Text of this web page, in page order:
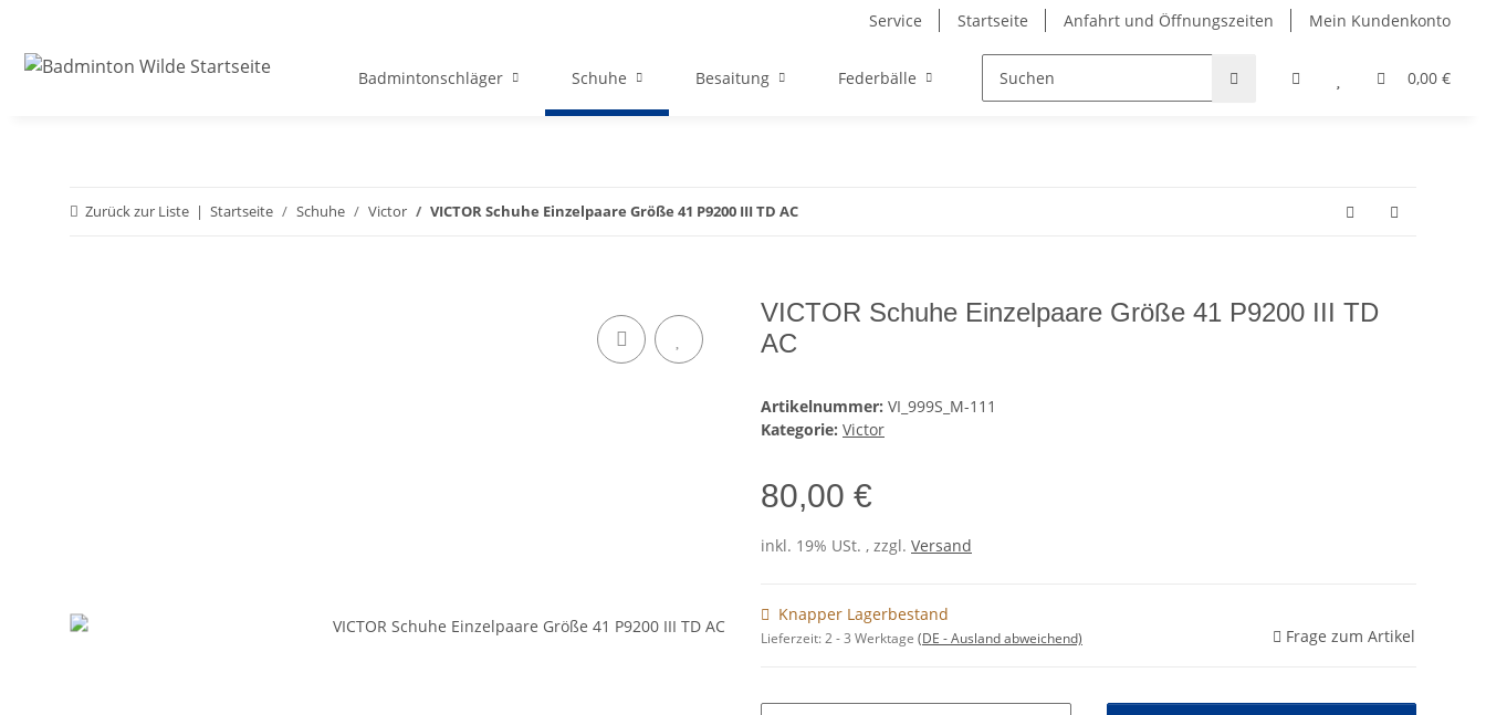
Service Startseite Anfahrt und Öffnungszeiten Mein Kundenkonto
0,00 €
Badmintonschläger Schuhe Besaitung Federbälle Taschen Griffbänder Padel und
Zurück zur Liste Startseite Schuhe Victor VICTOR Schuhe Einzelpaare Größe 41 P9200 III TD AC
VICTOR Schuhe Einzelpaare Größe 41 P9200 III TD
AC
Artikelnummer: VI_999S_M-111
Kategorie: Victor
80,00 €
inkl. 19% USt. , zzgl. Versand
Knapper Lagerbestand
Lieferzeit:2 - 3 Werktage (DE - Ausland abweichend) Frage zum Artikel